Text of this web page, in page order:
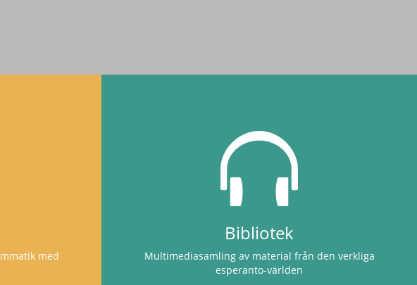
med
Bibliotek
Multimediasamling av material från den verkliga
esperanto-världen